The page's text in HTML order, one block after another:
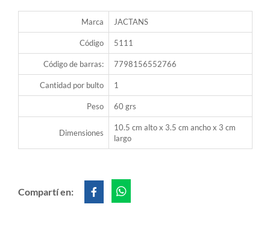
Marca JACTANS
Código 5111
Código de barras: 7798156552766
Cantidad por bulto 1
Peso 60 grs
Dimensiones
10.5 cm alto x 3.5 cm ancho x 3 cm
largo
Compartí en: